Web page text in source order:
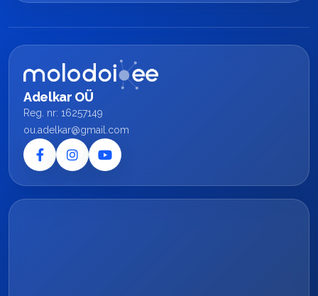
Adelkar OÜ
Reg. nr: 16257149
ou.adelkar@gmail.com